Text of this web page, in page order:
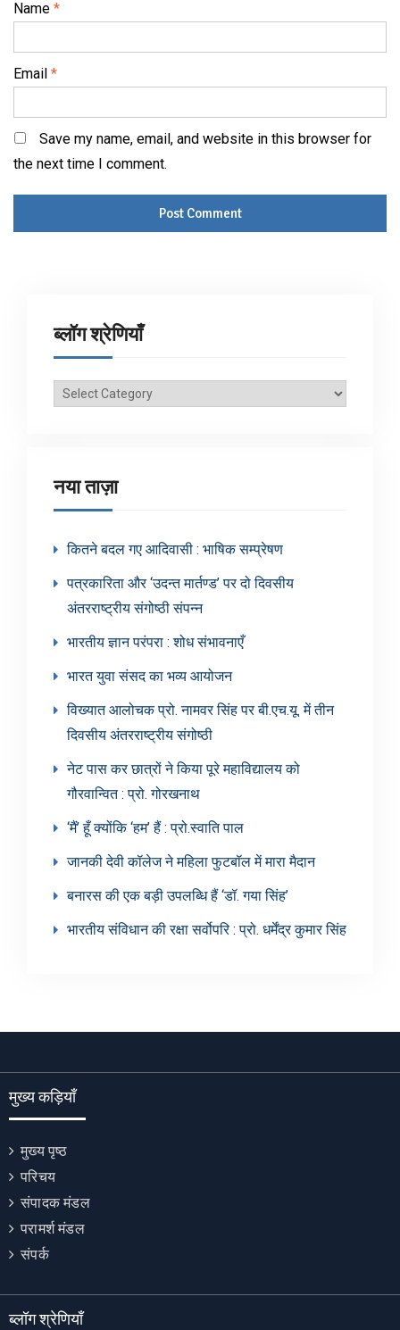
Name *
Email *
Save my name, email, and website in this browser for
the next time I comment.
ब्लॉग श्रेणियाँ
ब्लॉग
नया ताज़ा
कितने बदल गए आदिवासी : भाषिक सम्प्रेषण
पत्रकारिता और ‘उदन्त मार्तण्ड’ पर दो दिवसीय
अंतरराष्ट्रीय संगोष्ठी संपन्न
भारतीय ज्ञान परंपरा : शोध संभावनाएँ
भारत युवा संसद का भव्य आयोजन
विख्यात आलोचक प्रो. नामवर सिंह पर बी.एच.यू. में तीन
दिवसीय अंतरराष्ट्रीय संगोष्ठी
नेट पास कर छात्रों ने किया पूरे महाविद्यालय को
गौरवान्वित : प्रो. गोरखनाथ
‘मैं’ हूँ क्योंकि ‘हम’ हैं : प्रो.स्वाति पाल
जानकी देवी कॉलेज ने महिला फुटबॉल में मारा मैदान
बनारस की एक बड़ी उपलब्धि हैं ‘डॉ. गया सिंह’
भारतीय संविधान की रक्षा सर्वोपरि : प्रो. धर्मेंद्र कुमार सिंह
मुख्य कड़ियाँ
मुख्य पृष्ठ
परिचय
संपादक मंडल
परामर्श मंडल
संपर्क
ब्लॉग श्रेणियाँ